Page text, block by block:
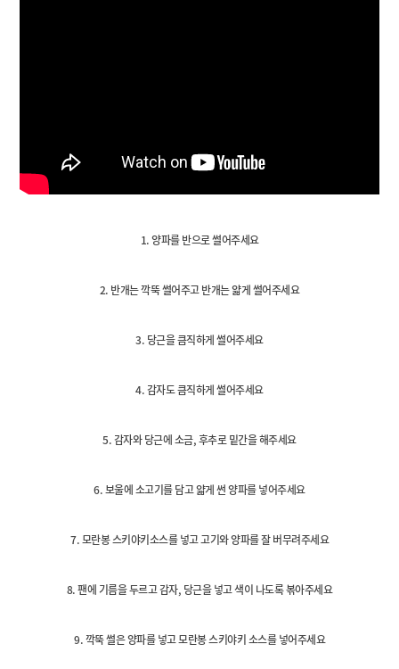
1. 양파를 반으로 썰어주세요
2. 반개는 깍뚝 썰어주고 반개는 얇게 썰어주세요
3. 당근을 큼직하게 썰어주세요
4. 감자도 큼직하게 썰어주세요
5. 감자와 당근에 소금, 후추로 밑간을 해주세요
6. 보울에 소고기를 담고 얇게 썬 양파를 넣어주세요
7. 모란봉 스키야키소스를 넣고 고기와 양파를 잘 버무려주세요
8. 팬에 기름을 두르고 감자, 당근을 넣고 색이 나도록 볶아주세요
9. 깍뚝 썰은 양파를 넣고 모란봉 스키야키 소스를 넣어주세요